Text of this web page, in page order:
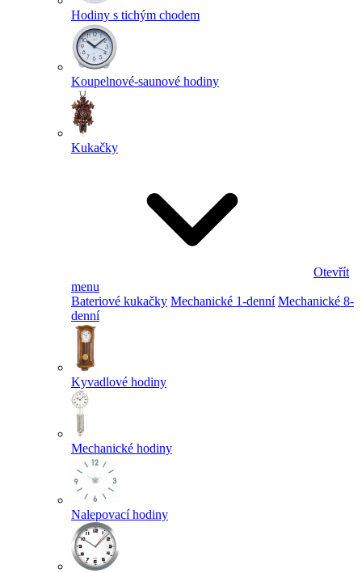
Hodiny s tichým chodem
Koupelnové-saunové hodiny
Kukačky
Otevřít
menu
Bateriové kukačky Mechanické 1-denní Mechanické 8-
denní
Kyvadlové hodiny
Mechanické hodiny
Nalepovací hodiny